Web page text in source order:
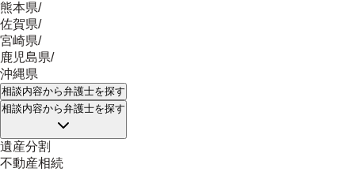
熊本県/
佐賀県/
宮崎県/
鹿児島県/
沖縄県
相談内容から弁護士を探す
相談内容から弁護士を探す
遺産分割
不動産相続